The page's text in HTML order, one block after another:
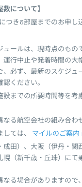
数について】
つき6部屋までのお申し
ュールは、現時点のもの
運行中止や発着時間の大
、必ず、最新のスケジュ
ください。
設までの所要時間等を考
なる航空会社の組み合わ
ては、
マイルのご案内
成田）、大阪（伊丹・
幌（新千歳・丘珠）にて
なる場合がありますので